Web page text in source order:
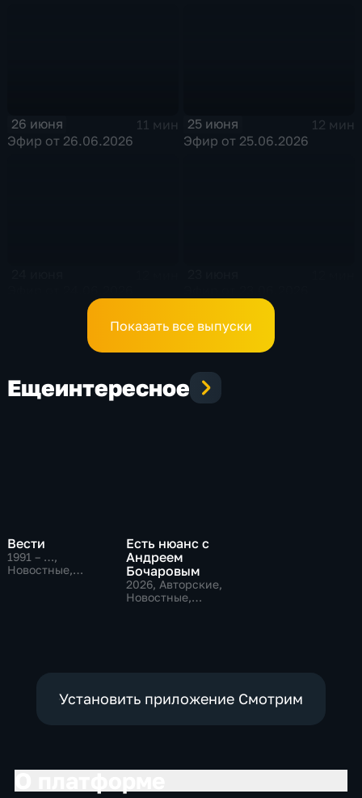
26 июня
11 мин
Эфир от 26.06.2026
25 июня
12 мин
Эфир от 25.06.2026
Показать все выпуски
Ещеинтересное
Вести
1991 – …,
Новостные,
Есть нюанс с
Андреем
Бочаровым
2026, Авторские,
Новостные,
Установить приложение Смотрим